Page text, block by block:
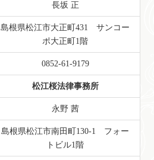
長坂 正
島根県松江市大正町431 サンコー
ポ大正町1階
0852-61-9179
松江桜法律事務所
永野 茜
島根県松江市南田町130-1 フォー
トビル1階